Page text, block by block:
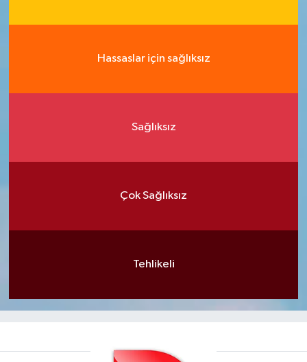
Hassaslar için sağlıksız
Sağlıksız
Çok Sağlıksız
Tehlikeli